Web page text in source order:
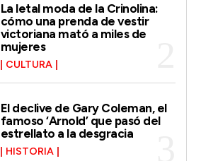
La letal moda de la Crinolina:
cómo una prenda de vestir
victoriana mató a miles de
mujeres
CULTURA
El declive de Gary Coleman, el
famoso ‘Arnold’ que pasó del
estrellato a la desgracia
HISTORIA